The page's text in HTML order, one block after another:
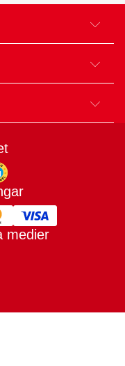
E-handel
medier
Facebook
SE LinkIn